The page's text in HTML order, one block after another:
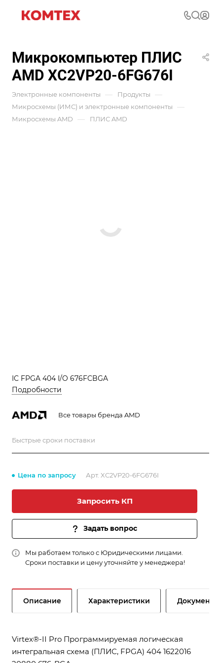
Микрокомпьютер ПЛИС
AMD XC2VP20-6FG676I
Электронные компоненты — Продукты —
Микросхемы (ИМС) и электронные компоненты —
Микросхемы AMD — ПЛИС AMD
IC FPGA 404 I/O 676FCBGA
Подробности
Все товары бренда AMD
Быстрые сроки поставки
Цена по запросу Арт. XC2VP20-6FG676I
Запросить КП
Задать вопрос
Мы работаем только с Юридическими лицами.
Сроки поставки и цену уточняйте у менеджера!
Описание Характеристики Документы
Virtex®-II Pro Программируемая логическая
интегральная схема (ПЛИС, FPGA) 404 1622016